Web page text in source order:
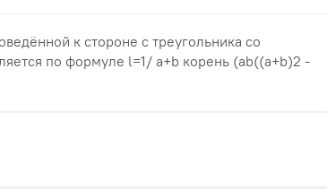
к стороне с треугольника со
по формуле l=1/ a+b корень (ab((a+b)2 -